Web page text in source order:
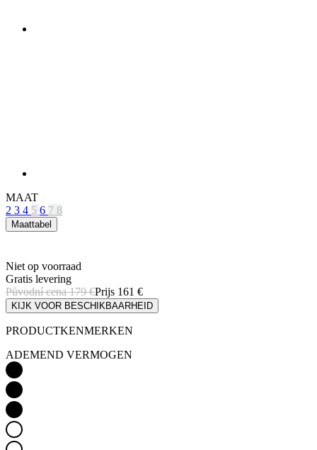
MAAT
2 3 4 5 6 7 8
Maattabel
Niet op voorraad
Gratis levering
Prijs 161 €
Původní cena179 €
KIJK VOOR BESCHIKBAARHEID
PRODUCTKENMERKEN
ADEMEND VERMOGEN